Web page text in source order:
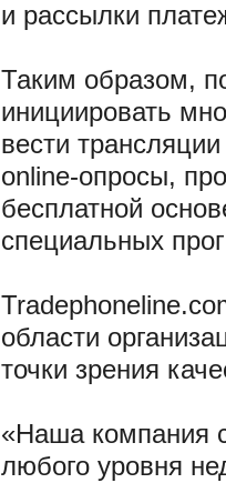
и рассылки
Таким образом,
инициировать
вести
online-опросы,
бесплатной
специальных
области
точки зрения
«Наша компания
любого уровня